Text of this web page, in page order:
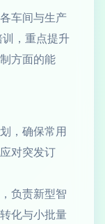
车间与生产
，重点提升
方面的能
，确保常用
对突发订
负责新型智
化与小批量